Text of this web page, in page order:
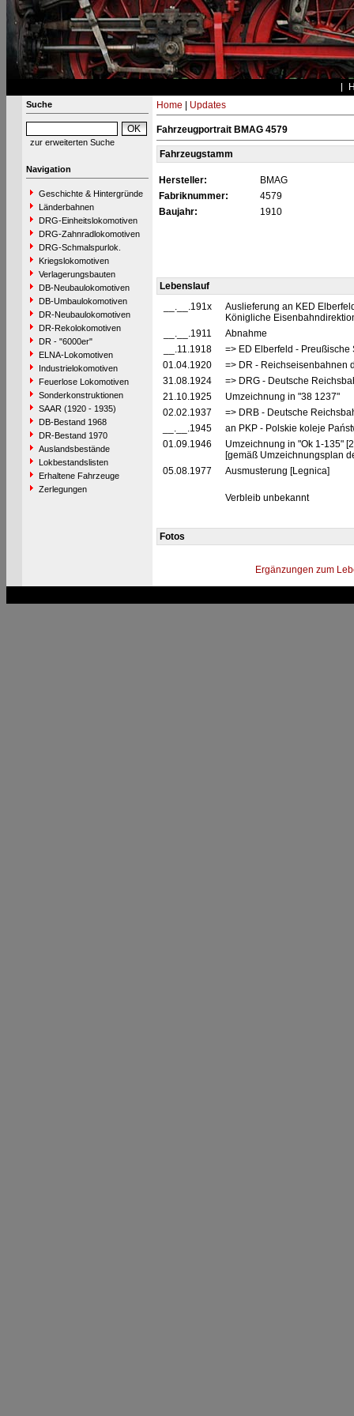
Suche
zur erweiterten Suche
Navigation
Geschichte & Hintergründe
Länderbahnen
DRG-Einheitslokomotiven
DRG-Zahnradlokomotiven
DRG-Schmalspurlok.
Kriegslokomotiven
Verlagerungsbauten
DB-Neubaulokomotiven
DB-Umbaulokomotiven
DR-Neubaulokomotiven
DR-Rekolokomotiven
DR - "6000er"
ELNA-Lokomotiven
Industrielokomotiven
Feuerlose Lokomotiven
Sonderkonstruktionen
SAAR (1920 - 1935)
DB-Bestand 1968
DR-Bestand 1970
Auslandsbestände
Lokbestandslisten
Erhaltene Fahrzeuge
Zerlegungen
Home Updates
Fahrzeugportrait BMAG 4579
Fahrzeugstamm
Hersteller:
BMAG
Fabriknummer:
4579
Baujahr:
1910
Lebenslauf
__.__.191x
Auslieferung an KED
Königliche
__.__.1911
Abnahme
__.11.1918
=> ED Elberfeld -
01.04.1920
=> DR - Reichseisenbahnen
31.08.1924
=> DRG - Deutsche
21.10.1925
Umzeichnung in "38 1237"
02.02.1937
=> DRB - Deutsche
__.__.1945
an PKP - Polskie koleje
01.09.1946
Umzeichnung in "Ok 1-135"
[gemäß Umzeichnungsplan
05.08.1977
Ausmusterung [Legnica]
Verbleib unbekannt
Fotos
Ergänzungen zum